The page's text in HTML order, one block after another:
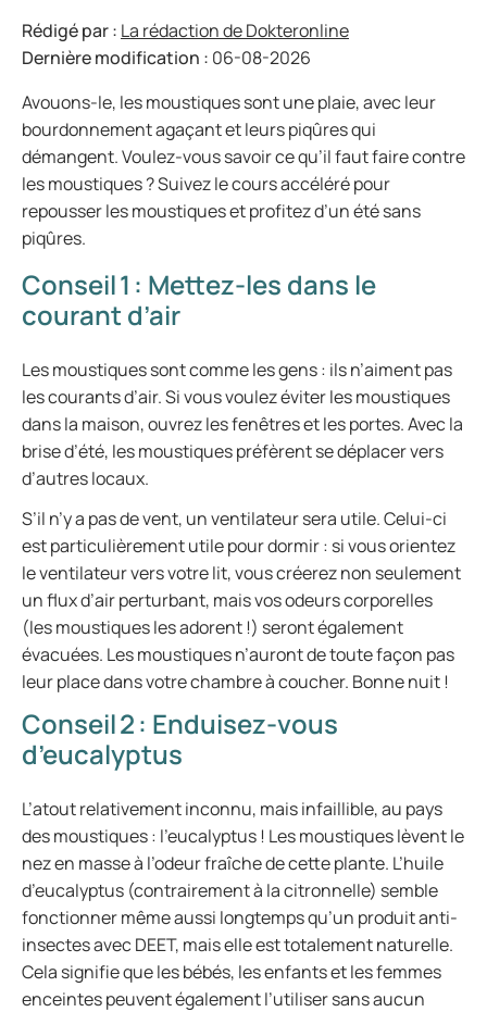
Rédigé par : La rédaction de Dokteronline
Dernière modification : 06-08-2026
Avouons-le, les moustiques sont une plaie, avec leur
bourdonnement agaçant et leurs piqûres qui
démangent. Voulez-vous savoir ce qu’il faut faire contre
les moustiques ? Suivez le cours accéléré pour
repousser les moustiques et profitez d’un été sans
piqûres.
Conseil 1 : Mettez-les dans le
courant d’air
Les moustiques sont comme les gens : ils n’aiment pas
les courants d’air. Si vous voulez éviter les moustiques
dans la maison, ouvrez les fenêtres et les portes. Avec la
brise d’été, les moustiques préfèrent se déplacer vers
d’autres locaux.
S’il n’y a pas de vent, un ventilateur sera utile. Celui-ci
est particulièrement utile pour dormir : si vous orientez
le ventilateur vers votre lit, vous créerez non seulement
un flux d’air perturbant, mais vos odeurs corporelles
(les moustiques les adorent !) seront également
évacuées. Les moustiques n’auront de toute façon pas
leur place dans votre chambre à coucher. Bonne nuit !
Conseil 2 : Enduisez-vous
d’eucalyptus
L’atout relativement inconnu, mais infaillible, au pays
des moustiques : l’eucalyptus ! Les moustiques lèvent le
nez en masse à l’odeur fraîche de cette plante. L’huile
d’eucalyptus (contrairement à la citronnelle) semble
fonctionner même aussi longtemps qu’un produit anti-
insectes avec DEET, mais elle est totalement naturelle.
Cela signifie que les bébés, les enfants et les femmes
enceintes peuvent également l’utiliser sans aucun